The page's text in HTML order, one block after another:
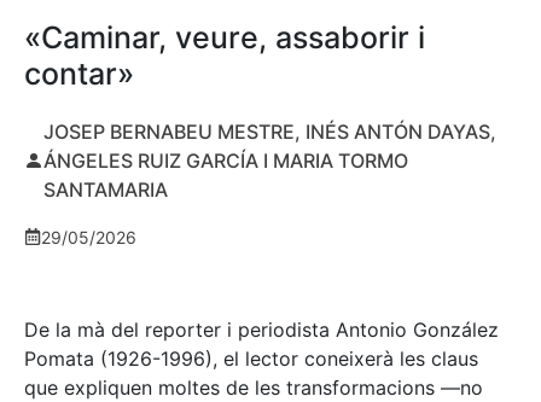
«Caminar, veure, assaborir i
contar»
JOSEP BERNABEU MESTRE, INÉS ANTÓN DAYAS,
ÁNGELES RUIZ GARCÍA I MARIA TORMO
SANTAMARIA
29/05/2026
De la mà del reporter i periodista Antonio González
Pomata (1926-1996), el lector coneixerà les claus
que expliquen moltes de les transformacions —no